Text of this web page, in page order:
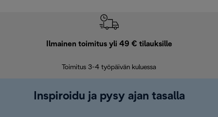
Ilmainen toimitus yli 49 € tilauksille
Toimitus 3-4 työpäivän kuluessa
Inspiroidu ja pysy ajan tasalla